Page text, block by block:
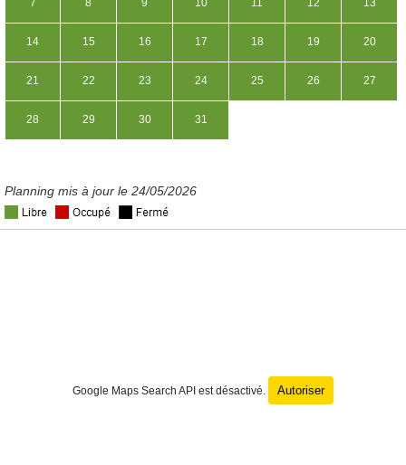
7 8 9 10 11 12 13
14 15 16 17 18 19 20
21 22 23 24 25 26 27
28 29 30 31
Planning mis à jour le 24/05/2026
Google Maps Search API est désactivé. Autoriser